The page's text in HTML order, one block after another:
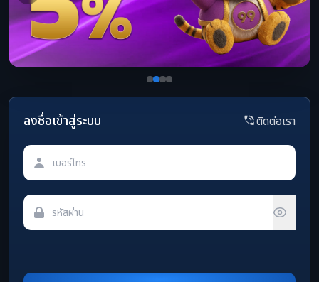
ลงชื่อเข้าสู่ระบบ ติดต่อเรา